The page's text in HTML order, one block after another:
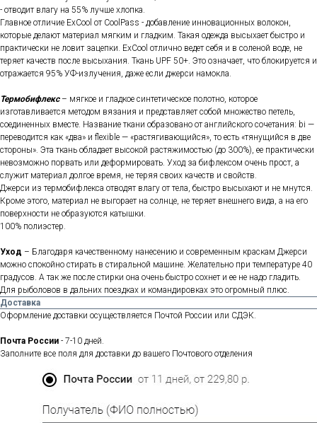
- отводит влагу на 55% лучше хлопка.
Главное отличие ExCool от CoolPass - добавление инновационных волокон,
которые делают материал мягким и гладким. Такая одежда высыхает быстро и
практически не ловит зацепки. ExCool отлично ведет себя и в соленой воде, не
теряет качеств после высыхания. Ткань UPF 50+. Это означает, что блокируется и
отражается 95% УФ-излучения, даже если джерси намокла.
Термобифлекс– мягкое и гладкое синтетическое полотно, которое
изготавливается методом вязания и представляет собой множество петель,
соединенных вместе. Название ткани образовано от английского сочетания: bi —
переводится как «два» и flexible — «растягивающийся», то есть «тянущийся в две
стороны». Эта ткань обладает высокой растяжимостью (до 300%), ее практически
невозможно порвать или деформировать. Уход за бифлексом очень прост, а
служит материал долгое время, не теряя своих качеств и свойств.
Джерси из термобифлекса отводят влагу от тела, быстро высыхают и не мнутся.
Кроме этого, материал не выгорает на солнце, не теряет внешнего вида, а на его
поверхности не образуются катышки.
100% полиэстер.
Уход – Благодаря качественному нанесению и современным краскам Джерси
можно спокойно стирать в стиральной машине. Желательно при температуре 40
градусов. А так же после стирки она очень быстро сохнет и ее не надо гладить.
Для рыболовов в дальних поездках и командировках это огромный плюс.
Доставка
Оформление доставки осуществляется Почтой России или СДЭК.
Почта России - 7-10 дней.
Заполните все поля для доставки до вашего Почтового отделения